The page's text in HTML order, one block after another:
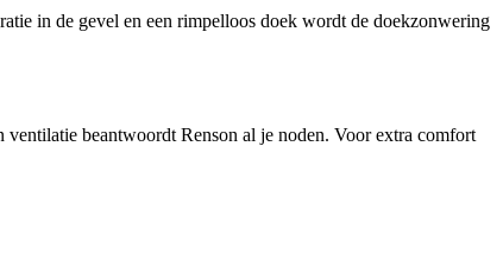
in de gevel en een rimpelloos doek wordt de doekzonwering
beantwoordt Renson al je noden. Voor extra comfort